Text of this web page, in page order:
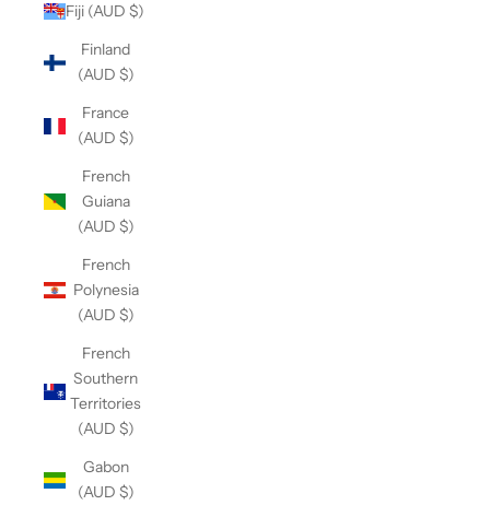
Fiji (AUD $)
Finland
(AUD $)
France
(AUD $)
French
Guiana
(AUD $)
French
Polynesia
(AUD $)
French
Southern
Territories
(AUD $)
Gabon
(AUD $)